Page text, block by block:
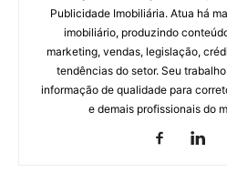
Publicidade Imobiliária. Atua há
imobiliário, produzindo
marketing, vendas, legislação,
tendências do setor. Seu
informação de qualidade para
e demais profissionais do